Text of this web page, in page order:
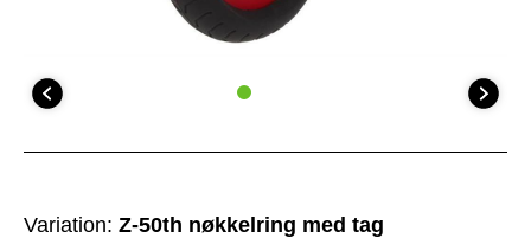
Variation: Z-50th nøkkelring med tag